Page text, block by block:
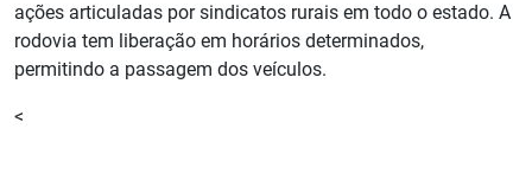
ações articuladas por sindicatos rurais em todo o estado. A
rodovia tem liberação em horários determinados,
permitindo a passagem dos veículos.
<